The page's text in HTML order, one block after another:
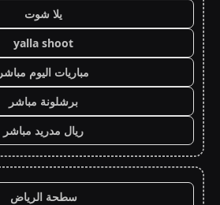
يلا شوت
yalla shoot
مباريات اليوم مباشر
برشلونة مباشر
ريال مدريد مباشر
سطحة الرياض